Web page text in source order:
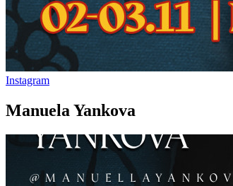
Instagram
Manuela Yankova